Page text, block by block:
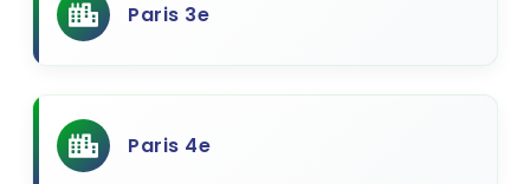
Paris 3e
Paris 4e